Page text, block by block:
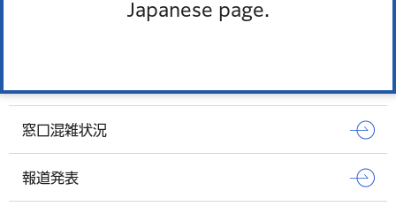
Japanese page.
窓口混雑状況
報道発表